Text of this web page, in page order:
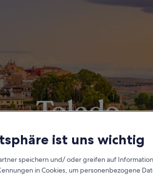
Toledo
vor der
ist uns wichtig
speichern und/ oder greifen auf
in Cookies, um personenbezogene